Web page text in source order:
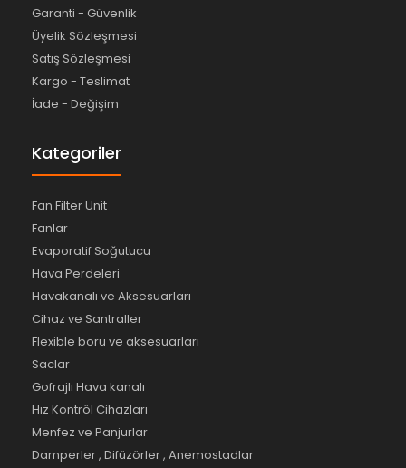
Garanti - Güvenlik
Üyelik Sözleşmesi
Satış Sözleşmesi
Kargo - Teslimat
İade - Değişim
Kategoriler
Fan Filter Unit
Fanlar
Evaporatif Soğutucu
Hava Perdeleri
Havakanalı ve Aksesuarları
Cihaz ve Santraller
Flexible boru ve aksesuarları
Saclar
Gofrajlı Hava kanalı
Hız Kontröl Cihazları
Menfez ve Panjurlar
Damperler , Difüzörler , Anemostadlar